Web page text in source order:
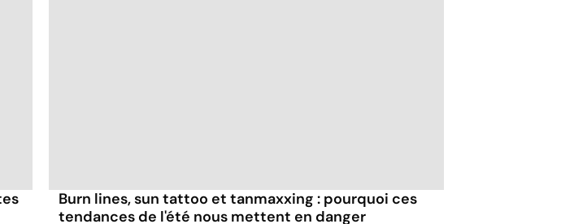
Burn lines, sun tattoo et tanmaxxing : pourquoi ces
tendances de l'été nous mettent en danger